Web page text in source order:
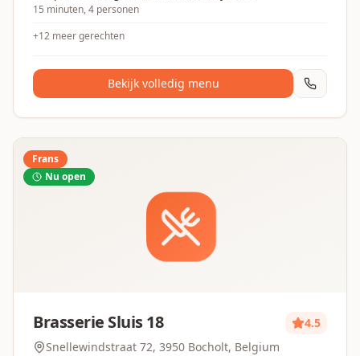
15 minuten, 4 personen
+12 meer gerechten
Bekijk volledig menu
Frans
Nu open
Brasserie Sluis 18
4.5
Snellewindstraat 72, 3950 Bocholt, Belgium